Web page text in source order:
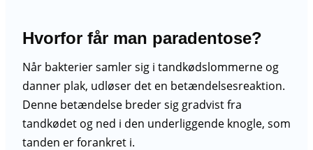
Hvorfor får man paradentose?
Når bakterier samler sig i tandkødslommerne og
danner plak, udløser det en betændelsesreaktion.
Denne betændelse breder sig gradvist fra
tandkødet og ned i den underliggende knogle, som
tanden er forankret i.